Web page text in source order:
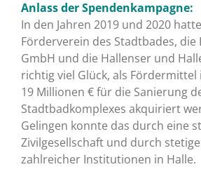
Anlass der Spendenkampagne:
In den Jahren 2019 und 2020
Förderverein des Stadtbades, die
GmbH und die Hallenser und
richtig viel Glück, als Fördermittel
19 Millionen € für die Sanierung
Stadtbadkomplexes akquiriert
Gelingen konnte das durch eine
Zivilgesellschaft und durch
zahlreicher Institutionen in Halle.